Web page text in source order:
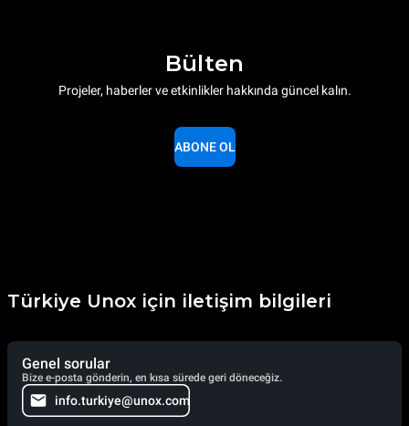
Bülten
Projeler, haberler ve etkinlikler hakkında güncel kalın.
ABONE OL
Türkiye Unox için iletişim bilgileri
Genel sorular
Bize e-posta gönderin, en kısa sürede geri döneceğiz.
info.turkiye@unox.com